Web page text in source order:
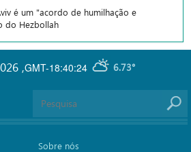
é um "acordo de humilhação e
do Hezbollah
GMT-18:40:24 6.73°
,
Sobre nós